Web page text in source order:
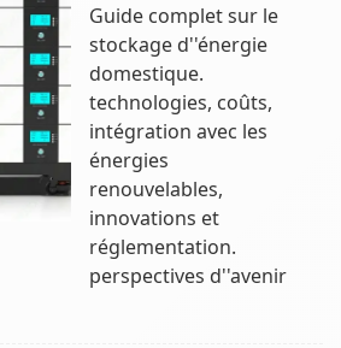
Guide complet sur le
stockage d''énergie
domestique.
technologies, coûts,
intégration avec les
énergies
renouvelables,
innovations et
réglementation.
perspectives d''avenir